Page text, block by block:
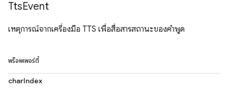
TtsEvent
เหตุการณ์จากเครื่องมือ TTS เพื่อสื่อสารสถานะของคำพูด
พร็อพเพอร์ตี้
charIndex